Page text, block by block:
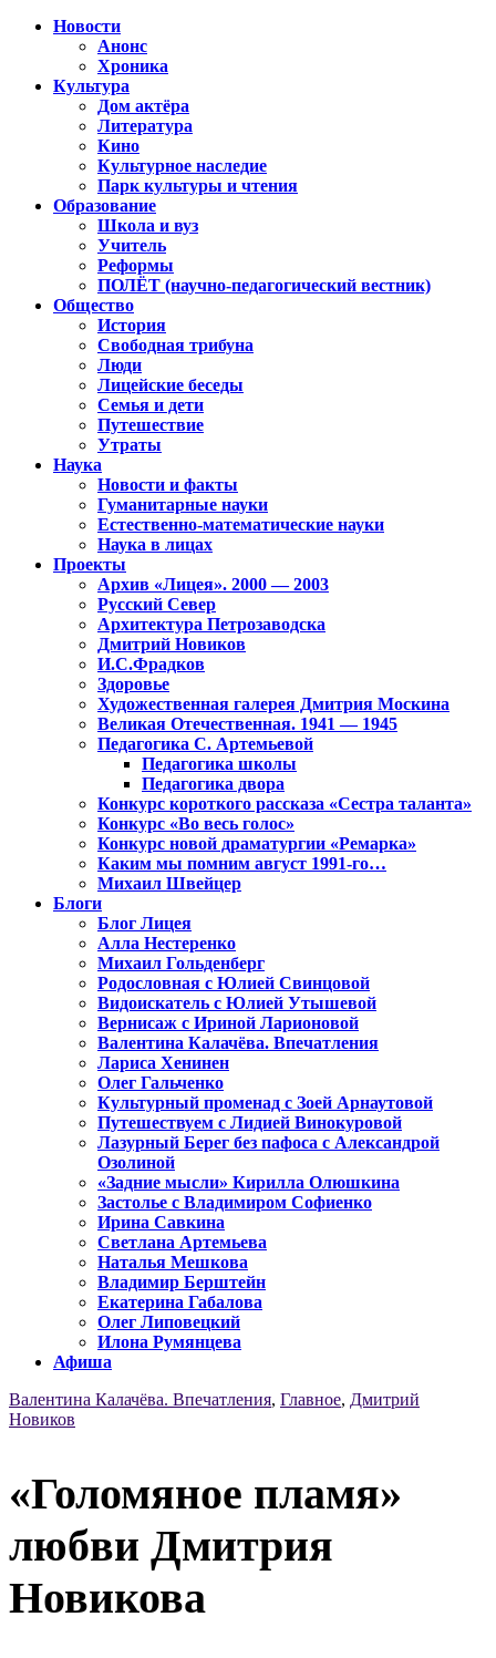
Новости
Анонс
Хроника
Культура
Дом актёра
Литература
Кино
Культурное наследие
Парк культуры и чтения
Образование
Школа и вуз
Учитель
Реформы
ПОЛЁТ (научно-педагогический вестник)
Общество
История
Свободная трибуна
Люди
Лицейские беседы
Семья и дети
Путешествие
Утраты
Наука
Новости и факты
Гуманитарные науки
Естественно-математические науки
Наука в лицах
Проекты
Архив «Лицея». 2000 — 2003
Русский Север
Архитектура Петрозаводска
Дмитрий Новиков
И.С.Фрадков
Здоровье
Художественная галерея Дмитрия Москина
Великая Отечественная. 1941 — 1945
Педагогика С. Артемьевой
Педагогика школы
Педагогика двора
Конкурс короткого рассказа «Сестра таланта»
Конкурс «Во весь голос»
Конкурс новой драматургии «Ремарка»
Каким мы помним август 1991-го…
Михаил Швейцер
Блоги
Блог Лицея
Алла Нестеренко
Михаил Гольденберг
Родословная с Юлией Свинцовой
Видоискатель с Юлией Утышевой
Вернисаж с Ириной Ларионовой
Валентина Калачёва. Впечатления
Лариса Хенинен
Олег Гальченко
Культурный променад с Зоей Арнаутовой
Путешествуем с Лидией Винокуровой
Лазурный Берег без пафоса с Александрой
Озолиной
«Задние мысли» Кирилла Олюшкина
Застолье с Владимиром Софиенко
Ирина Савкина
Светлана Артемьева
Наталья Мешкова
Владимир Берштейн
Екатерина Габалова
Олег Липовецкий
Илона Румянцева
Афиша
Валентина Калачёва. Впечатления, Главное, Дмитрий
Новиков
«Голомяное пламя»
любви Дмитрия
Новикова